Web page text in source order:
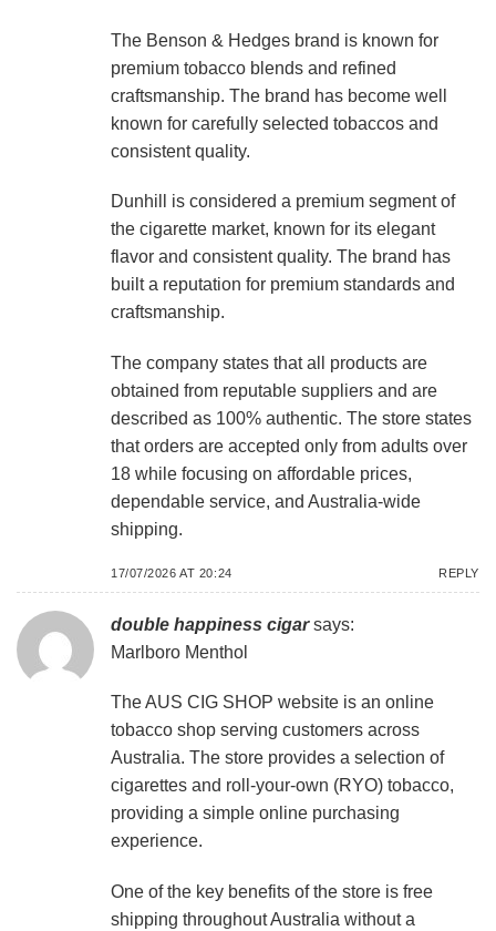
The Benson & Hedges brand is known for
premium tobacco blends and refined
craftsmanship. The brand has become well
known for carefully selected tobaccos and
consistent quality.
Dunhill is considered a premium segment of
the cigarette market, known for its elegant
flavor and consistent quality. The brand has
built a reputation for premium standards and
craftsmanship.
The company states that all products are
obtained from reputable suppliers and are
described as 100% authentic. The store states
that orders are accepted only from adults over
18 while focusing on affordable prices,
dependable service, and Australia-wide
shipping.
17/07/2026 AT 20:24 REPLY
double happiness cigar says:
Marlboro Menthol
The AUS CIG SHOP website is an online
tobacco shop serving customers across
Australia. The store provides a selection of
cigarettes and roll-your-own (RYO) tobacco,
providing a simple online purchasing
experience.
One of the key benefits of the store is free
shipping throughout Australia without a